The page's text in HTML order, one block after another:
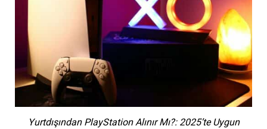
Yurtdışından PlayStation Alınır Mı?: 2025’te Uygun